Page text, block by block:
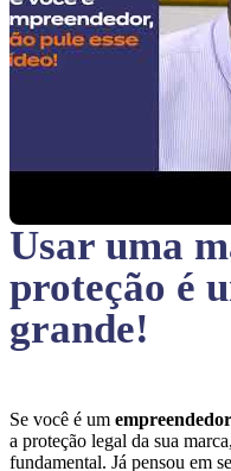
Usar uma
proteção é
grande!
Se você é um
a proteção legal da sua
fundamental. Já pensou em